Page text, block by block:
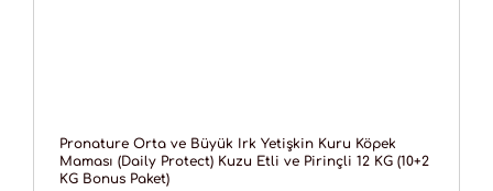
Pronature Orta ve Büyük Irk Yetişkin Kuru Köpek
Maması (Daily Protect) Kuzu Etli ve Pirinçli 12 KG (10+2
KG Bonus Paket)